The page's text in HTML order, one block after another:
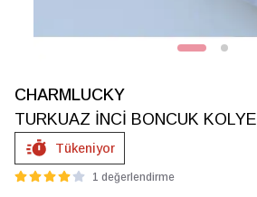
CHARMLUCKY
TURKUAZ İNCİ BONCUK KOLYE
Tükeniyor
1 değerlendirme